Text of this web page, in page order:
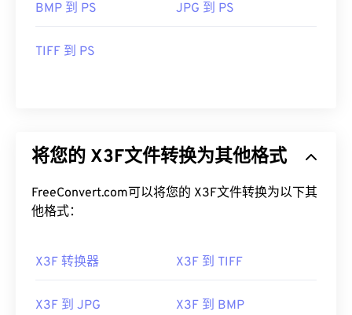
BMP 到 PS JPG 到 PS
TIFF 到 PS
将您的 X3F文件转换为其他格式
FreeConvert.com可以将您的 X3F文件转换为以下其
他格式：
X3F 转换器 X3F 到 TIFF
X3F 到 JPG X3F 到 BMP